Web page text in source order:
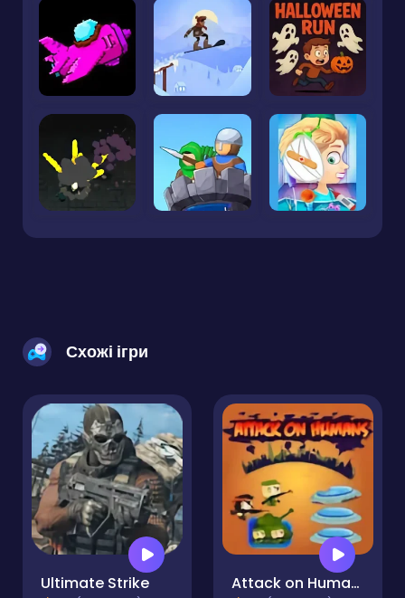
Схожі ігри
Ultimate Strike Attack on Humans